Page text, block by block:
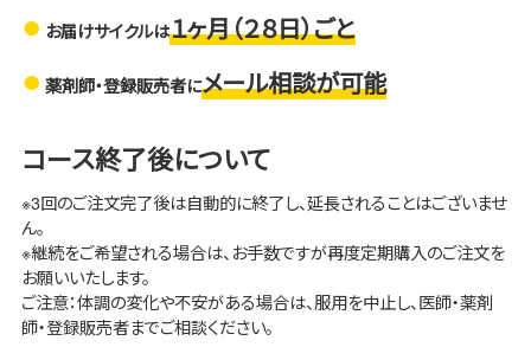
お届けサイクルは１ヶ月（２８日）ごと
薬剤師・登録販売者にメール相談が可能
コース終了後について
※3回のご注文完了後は自動的に終了し、延長されることはございませ
ん。
※継続をご希望される場合は、お手数ですが再度定期購入のご注文を
お願いいたします。
ご注意：体調の変化や不安がある場合は、服用を中止し、医師・薬剤
師・登録販売者までご相談ください。